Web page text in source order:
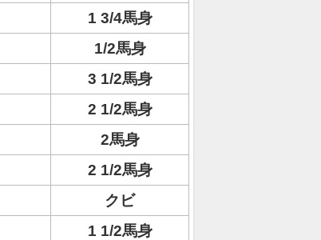
1 3/4馬身
1/2馬身
3 1/2馬身
2 1/2馬身
2馬身
2 1/2馬身
クビ
1 1/2馬身